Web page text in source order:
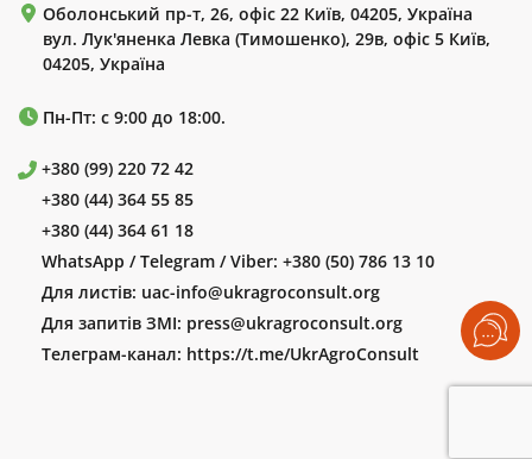
Оболонський пр-т, 26, офіс 22 Київ, 04205, Україна
вул. Лук'яненка Левка (Тимошенко), 29в, офіс 5 Київ,
04205, Україна
Пн-Пт: с 9:00 до 18:00.
+380 (99) 220 72 42
+380 (44) 364 55 85
+380 (44) 364 61 18
WhatsApp / Telegram / Viber: +380 (50) 786 13 10
Для листів: uac-info@ukragroconsult.org
Для запитів ЗМІ: press@ukragroconsult.org
Телеграм-канал: https://t.me/UkrAgroConsult